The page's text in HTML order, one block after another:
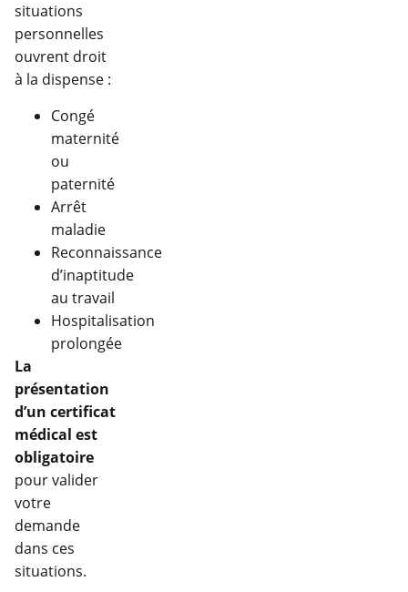
situations
personnelles
ouvrent droit
à la dispense :
Congé
maternité
ou
paternité
Arrêt
maladie
Reconnaissance
d’inaptitude
au travail
Hospitalisation
prolongée
La
présentation
d’un certificat
médical est
obligatoire
pour valider
votre
demande
dans ces
situations.